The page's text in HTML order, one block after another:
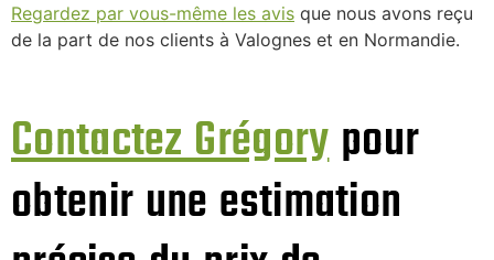
Regardez par vous-même les avis que nous avons reçu
de la part de nos clients à Valognes et en Normandie.
Contactez Grégorypour
obtenir une estimation